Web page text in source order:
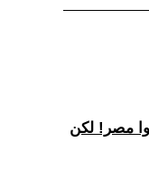
مصر! لكن